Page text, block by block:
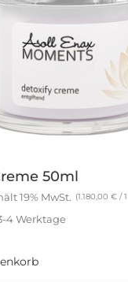
50ml
19% MwSt. (1.180,00 € /
4 Werktage